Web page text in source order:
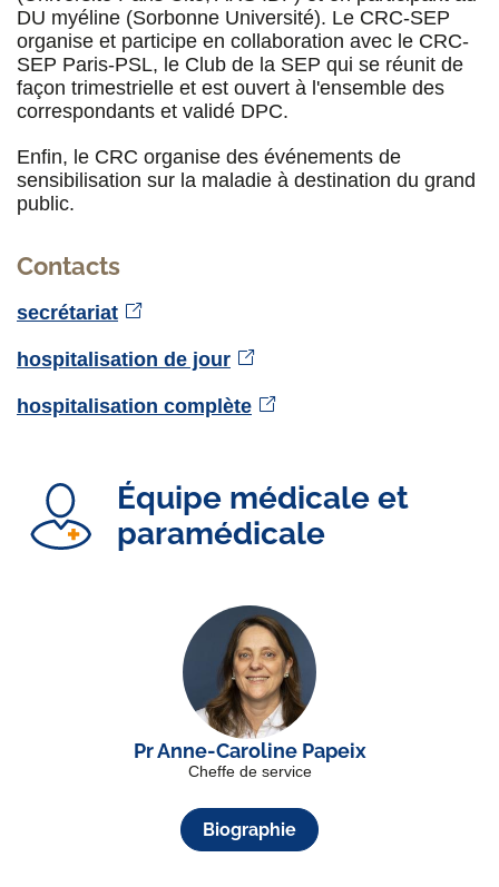
DU myéline (Sorbonne Université). Le CRC-SEP
organise et participe en collaboration avec le CRC-
SEP Paris-PSL, le Club de la SEP qui se réunit de
façon trimestrielle et est ouvert à l'ensemble des
correspondants et validé DPC.
Enfin, le CRC organise des événements de
sensibilisation sur la maladie à destination du grand
public.
Contacts
secrétariat
hospitalisation de jour
hospitalisation complète
Équipe médicale et
paramédicale
Pr Anne-Caroline Papeix
Cheffe de service
Biographie